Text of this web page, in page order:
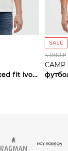
футболка relaxed fit ivory
SALE
4 890 ₽
CAMP